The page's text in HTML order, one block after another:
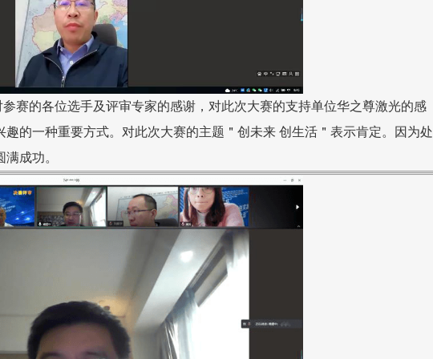
参赛的各位选手及评审专家的感谢，对此次大赛的支持单位华之尊激光的感
的一种重要方式。 对此次大赛的主题＂创未来 创生活＂表示肯定。
因为处
成功。